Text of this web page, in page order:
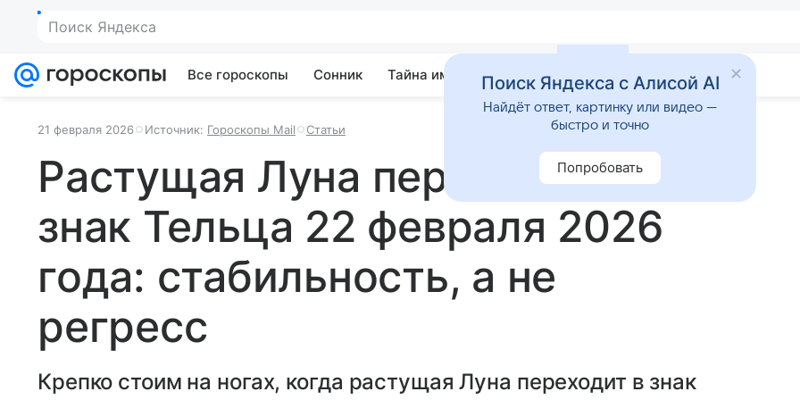
Поиск Яндекса
Все гороскопы Сонник Тайна имени Гадания Приметы
21 февраля 2026 Источник: Гороскопы Mail Статьи
Растущая Луна переходит в
знак Тельца 22 февраля 2026
года: стабильность, а не
регресс
Крепко стоим на ногах, когда растущая Луна переходит в знак
Поиск Яндекса с Алисой AI
Найдёт ответ, картинку или видео —
быстро и точно
Попробовать